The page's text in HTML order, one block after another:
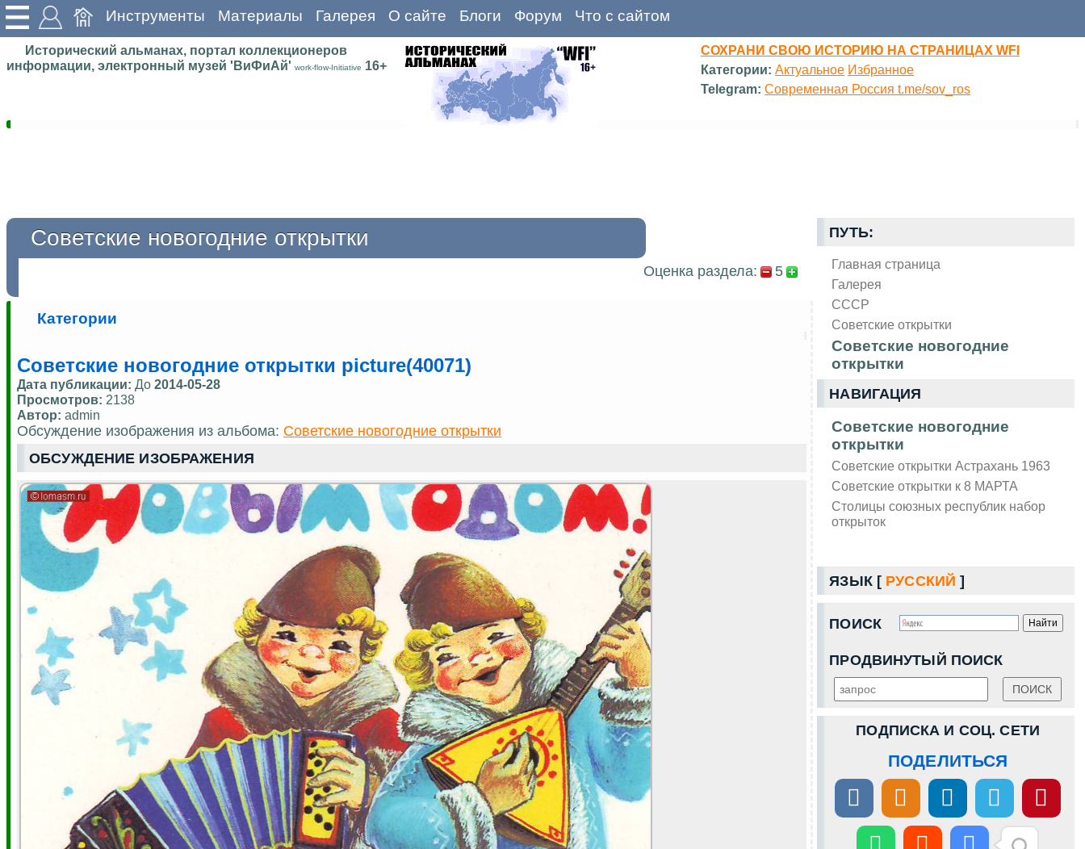
Инструменты Материалы Галерея О сайте Блоги Форум Что с сайтом
Исторический альманах, портал коллекционеров
информации, электронный музей 'ВиФиАй' work-flow-Initiative 16+
СОХРАНИ СВОЮ ИСТОРИЮ НА СТРАНИЦАХ WFI
Категории: Актуальное Избранное
Telegram: Современная Россия t.me/sov_ros
ПУТЬ:
Главная страница
Галерея
СССР
Советские открытки
Советские новогодние
открытки
НАВИГАЦИЯ
Советские новогодние
открытки
Советские открытки Астрахань 1963
Советские открытки к 8 МАРТА
Столицы союзных республик набор
открыток
ЯЗЫК [ РУССКИЙ ]
ПОИСК
ПРОДВИНУТЫЙ ПОИСК
ПОДПИСКА И СОЦ. СЕТИ
ПОДЕЛИТЬСЯ
Советские новогодние открытки
Оценка раздела: 5
Категории
Советские новогодние открытки picture(40071)
Дата публикации: До 2014-05-28
Просмотров: 2138
Автор: admin
Обсуждение изображения из альбома: Советские новогодние открытки
ОБСУЖДЕНИЕ ИЗОБРАЖЕНИЯ